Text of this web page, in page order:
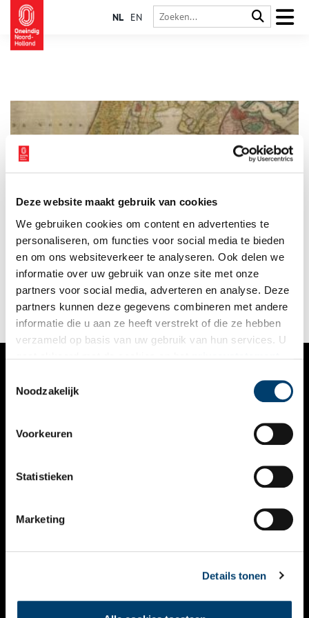
Deze website maakt gebruik van cookies
We gebruiken cookies om content en advertenties te
personaliseren, om functies voor social media te bieden
en om ons websiteverkeer te analyseren. Ook delen we
informatie over uw gebruik van onze site met onze
partners voor social media, adverteren en analyse. Deze
partners kunnen deze gegevens combineren met andere
informatie die u aan ze heeft verstrekt of die ze hebben
verzameld op basis van uw gebruik van hun services. U
Noodzakelijk
Voorkeuren
Statistieken
Marketing
Details tonen
NL EN
Noord-Holland kent veel plaatsen met bijzondere namen. Van
sommige is de oorsprong snel vast te stellen, bij andere is het
nodig om wat dieper te graven in het verleden. In deze serie
verhalen onderzoeken we elke maand een andere regio van
onze provincie, om achter de herkomst van de lokale
plaatsnamen én bijnamen van de inwoners te komen. Deze
maand: Amstelland en Meerlanden.
VERHALEN
KALENDER
THEMA’S
VIDEO’S
CONTACT